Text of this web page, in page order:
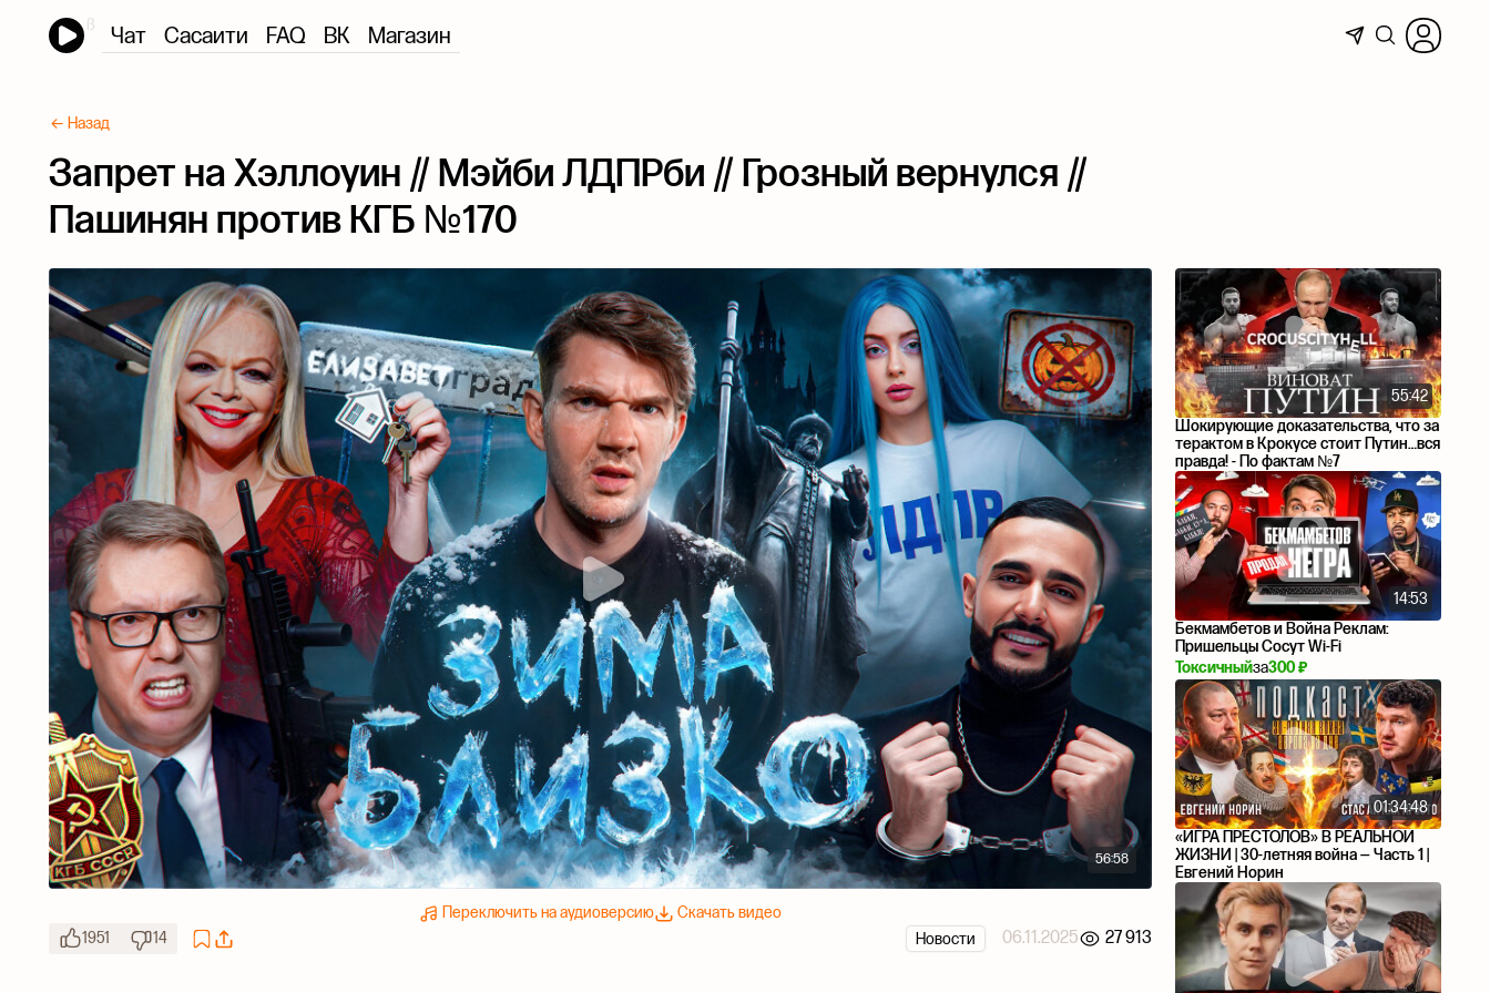
Чат Сасаити FAQ ВК Магазин
← Назад
Запрет на Хэллоуин // Мэйби ЛДПРби // Грозный вернулся //
Пашинян против КГБ №170
56:58
Переключить на аудиоверсию
Скачать видео
1951
14 06.11.2025 27 913
Новости
55:42
Шокирующие доказательства, что за
терактом в Крокусе стоит Путин…вся
правда! - По фактам №7
14:53
Бекмамбетов и Война Реклам:
Пришельцы Сосут Wi-Fi
Токсичныйза300 ₽
01:34:48
«ИГРА ПРЕСТОЛОВ» В РЕАЛЬНОЙ
ЖИЗНИ | 30-летняя война — Часть 1 |
Евгений Норин